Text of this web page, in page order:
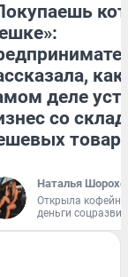
как
деле
со
Наталья
Открыла
деньги